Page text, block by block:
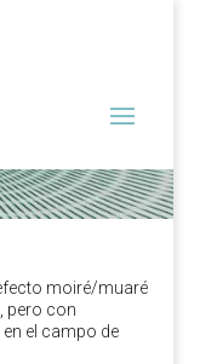
moiré/muaré
pero con
el campo de